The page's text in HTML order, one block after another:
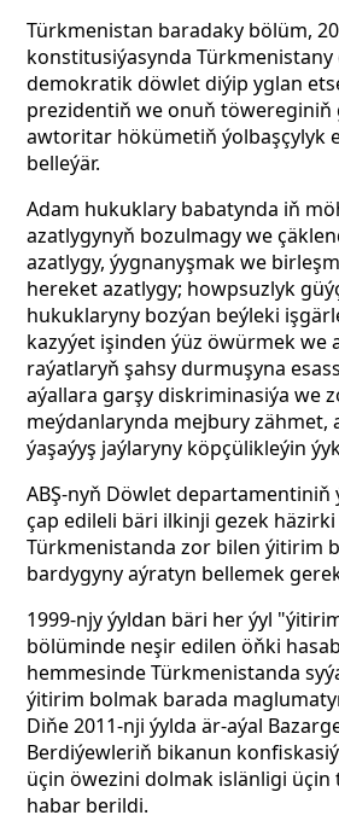
Türkmenistan baradaky bölüm,
konstitusiýasynda Türkmenistany
demokratik döwlet diýip yglan
prezidentiň we onuň töwereginiň
awtoritar hökümetiň ýolbaşçylyk
belleýär.
Adam hukuklary babatynda iň
azatlygynyň bozulmagy we
azatlygy, ýygnanyşmak we
hereket azatlygy; howpsuzlyk
hukuklaryny bozýan beýleki
kazyýet işinden ýüz öwürmek we
raýatlaryň şahsy durmuşyna
aýallara garşy diskriminasiýa we
meýdanlarynda mejbury zähmet,
ýaşaýyş jaýlaryny köpçülikleýin
ABŞ-nyň Döwlet departamentiniň
çap edileli bäri ilkinji gezek
Türkmenistanda zor bilen ýitirim
bardygyny aýratyn bellemek
1999-njy ýyldan bäri her ýyl
bölüminde neşir edilen öňki
hemmesinde Türkmenistanda
ýitirim bolmak barada
Diňe 2011-nji ýylda är-aýal
Berdiýewleriň bikanun
üçin öwezini dolmak islänligi üçin
habar berildi.